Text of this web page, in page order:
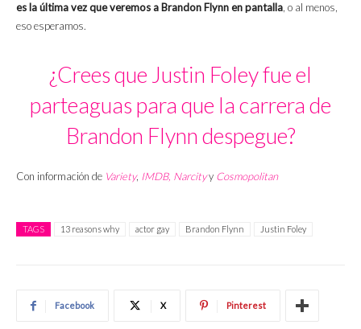
es la última vez que veremos a Brandon Flynn en pantalla , o al menos,
eso esperamos.
¿Crees que Justin Foley fue el
parteaguas para que la carrera de
Brandon Flynn despegue?
Con información de Variety, IMDB, Narcityy Cosmopolitan
TAGS 13 reasons why actor gay Brandon Flynn Justin Foley
Facebook X Pinterest